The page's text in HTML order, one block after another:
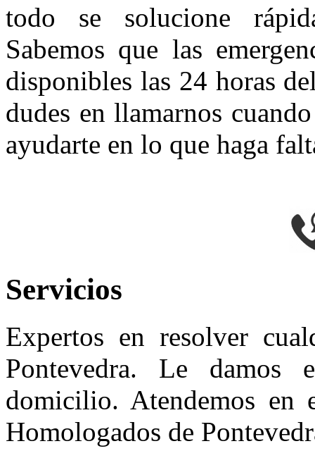
todo se solucione
Sabemos que las
disponibles las 24 horas
dudes en llamarnos
ayudarte en lo que haga
Servicios
Expertos en resolver
Pontevedra. Le damos
domicilio. Atendemos en
Homologados de